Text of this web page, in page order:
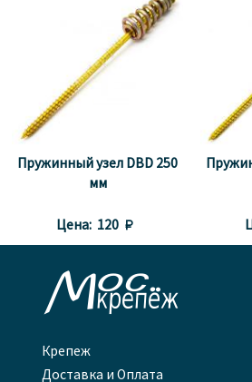
Пружинный узел DBD 250
мм
Цена: 120 

Крепеж
Доставка и Оплата